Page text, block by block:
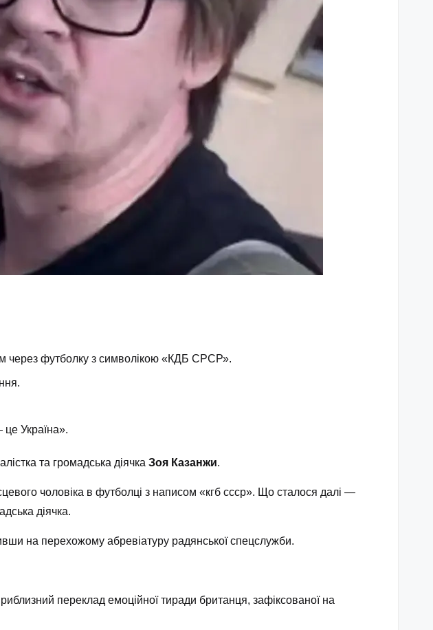
через футболку з символікою «КДБ СРСР».
це Україна».
та громадська діячка Зоя Казанжи.
чоловіка в футболці з написом «кгб ссср». Що сталося далі —
діячка.
на перехожому абревіатуру радянської спецслужби.
переклад емоційної тиради британця, зафіксованої на